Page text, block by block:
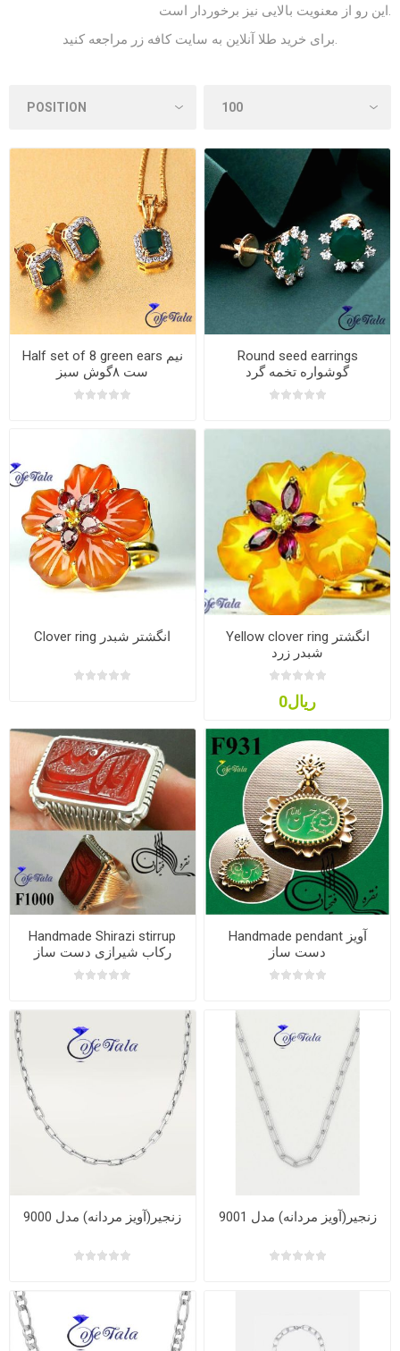
این رو از معنویت بالایی نیز برخوردار است.
برای خرید طلا آنلاین به سایت کافه زر مراجعه کنید.
Half set of 8 green ears نیم
ست ۸گوش سبز
Round seed earrings
گوشواره تخمه گرد
Clover ring انگشتر شبدر
Yellow clover ring انگشتر
شبدر زرد
ریال0
Handmade Shirazi stirrup
رکاب شیرازی دست ساز
Handmade pendant آویز
دست ساز
زنجیر(آویز مردانه) مدل 9000 زنجیر(آویز مردانه) مدل 9001